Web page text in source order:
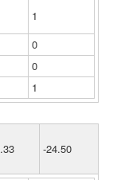
1
0
0
1
-24.50